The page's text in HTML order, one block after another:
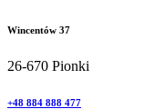
Wincentów 37
26-670 Pionki
+48 884 888 477